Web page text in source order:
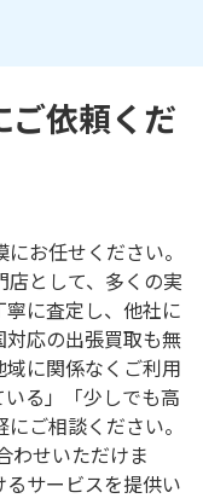
ご依頼くだ
お任せください。
として、多くの実
に査定し、他社に
応の出張買取も無
に関係なくご利用
る」「少しでも高
ご相談ください。
わせいただけま
サービスを提供い